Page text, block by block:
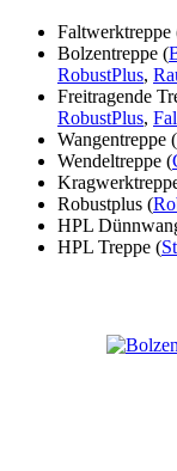
Faltwerktreppe
Bolzentreppe (
RobustPlus,
Freitragende
RobustPlus,
Wangentreppe (
Wendeltreppe (
Robustplus (
HPL
HPL Treppe (